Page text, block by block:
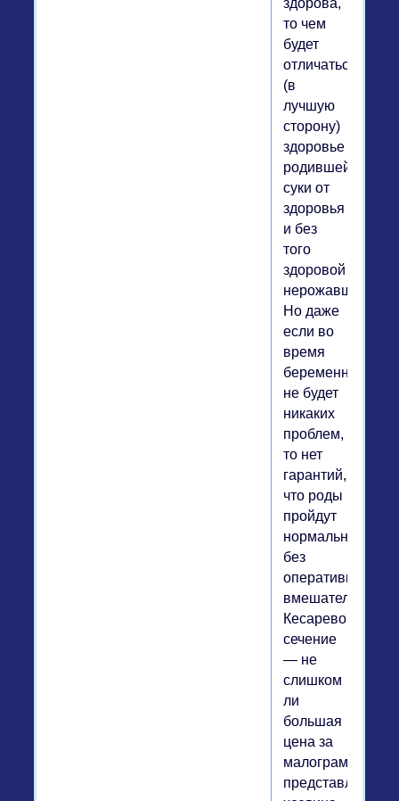
то чем
будет
отличаться
(в
лучшую
сторону)
здоровье
родившей
суки от
здоровья
и без
того
здоровой
нерожавшей?
Но даже
если во
время
беременности
не будет
никаких
проблем,
то нет
гарантий,
что роды
пройдут
нормально,
без
оперативного
вмешательства.
Кесарево
сечение
— не
слишком
ли
большая
цена за
малограмотные
представления